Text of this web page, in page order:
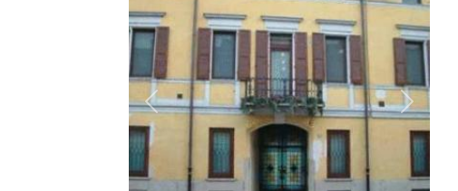
Zurück Weiter